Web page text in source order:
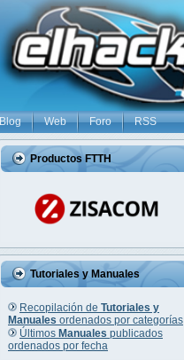
Blog Web Foro RSS
Productos FTTH
Tutoriales y Manuales
Recopilación de Tutoriales y
Manuales ordenados por categorías
Últimos Manuales publicados
ordenados por fecha